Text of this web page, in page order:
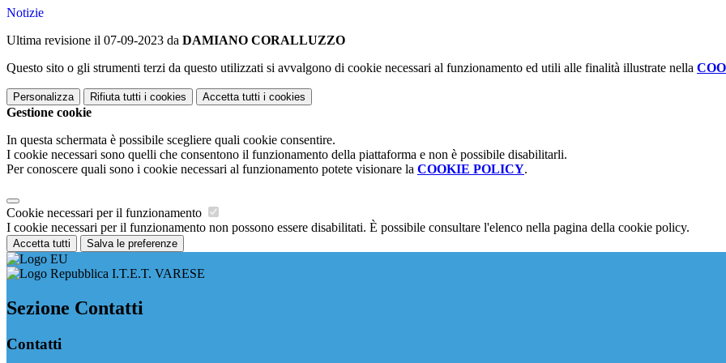
Notizie
Ultima revisione il 07-09-2023 da DAMIANO CORALLUZZO
Questo sito o gli strumenti terzi da questo utilizzati si avvalgono di cookie necessari al funzionamento ed utili alle finalità illustrate nella
Personalizza Rifiuta tutti i cookies Accetta tutti i cookies
Gestione cookie
In questa schermata è possibile scegliere quali cookie consentire.
I cookie necessari sono quelli che consentono il funzionamento della piattaforma e non è possibile disabilitarli.
Per conoscere quali sono i cookie necessari al funzionamento potete visionare la COOKIE POLICY.
Cookie necessari per il funzionamento
I cookie necessari per il funzionamento non possono essere disabilitati. È possibile consultare l'elenco nella pagina della cookie policy.
Accetta tutti Salva le preferenze
I.T.E.T. VARESE
Sezione Contatti
Contatti